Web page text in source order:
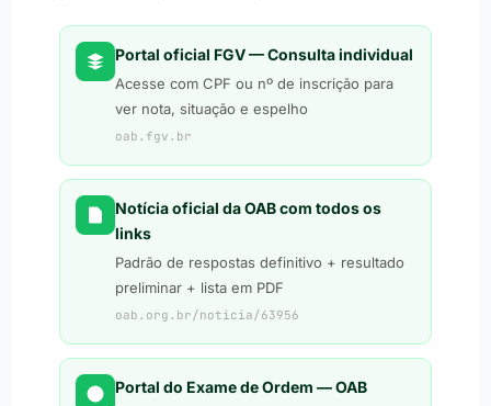
Portal oficial FGV — Consulta individual
Acesse com CPF ou nº de inscrição para
ver nota, situação e espelho
oab.fgv.br
Notícia oficial da OAB com todos os
links
Padrão de respostas definitivo + resultado
preliminar + lista em PDF
oab.org.br/noticia/63956
Portal do Exame de Ordem — OAB